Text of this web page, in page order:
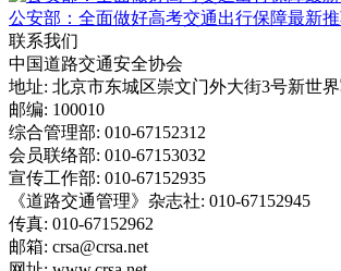
公安部：全面做好高考交通出行保障最新
联系我们
中国道路交通安全协会
地址: 北京市东城区崇文门外大街3号新世
邮编: 100010
综合管理部: 010-67152312
会员联络部: 010-67153032
宣传工作部: 010-67152935
《道路交通管理》杂志社: 010-67152945
传真: 010-67152962
邮箱: crsa@crsa.net